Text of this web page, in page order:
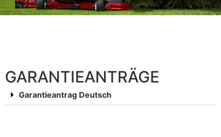
GARANTIEANTRÄGE
Garantieantrag Deutsch